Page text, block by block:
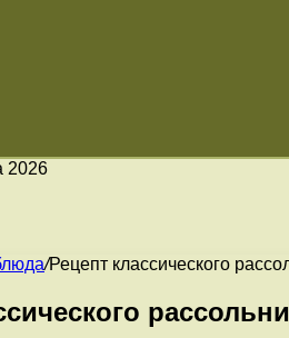
2026
/Рецепт классического